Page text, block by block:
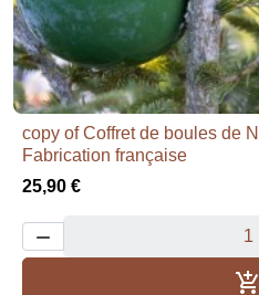
copy of Coffret de boules de
Fabrication française
25,90 €

